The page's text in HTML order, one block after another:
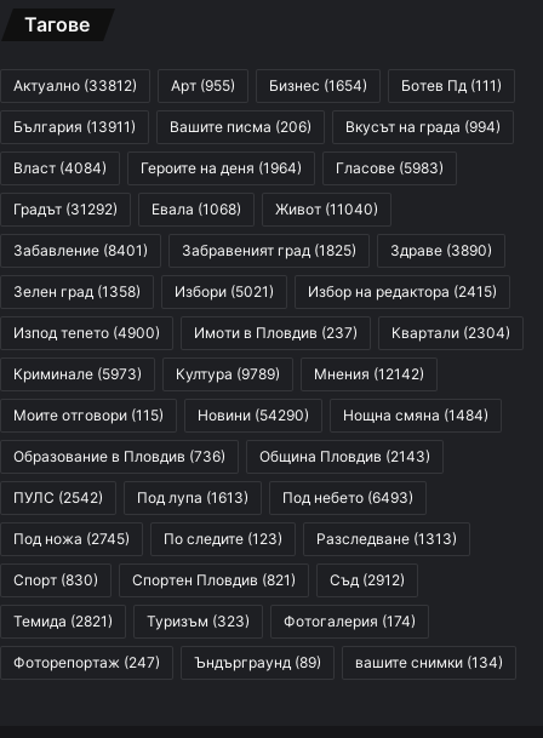
Тагове
Актуално (33812) Арт (955) Бизнес (1654) Ботев Пд (111)
България (13911) Вашите писма (206) Вкусът на града (994)
Власт (4084) Героите на деня (1964) Гласове (5983)
Градът (31292) Евала (1068) Живот (11040)
Забавление (8401) Забравеният град (1825) Здраве (3890)
Зелен град (1358) Избори (5021) Избор на редактора (2415)
Изпод тепето (4900) Имоти в Пловдив (237) Квартали (2304)
Криминале (5973) Култура (9789) Мнения (12142)
Моите отговори (115) Новини (54290) Нощна смяна (1484)
Образование в Пловдив (736) Община Пловдив (2143)
ПУЛС (2542) Под лупа (1613) Под небето (6493)
Под ножа (2745) По следите (123) Разследване (1313)
Спорт (830) Спортен Пловдив (821) Съд (2912)
Темида (2821) Туризъм (323) Фотогалерия (174)
Фоторепортаж (247) Ъндърграунд (89) вашите снимки (134)